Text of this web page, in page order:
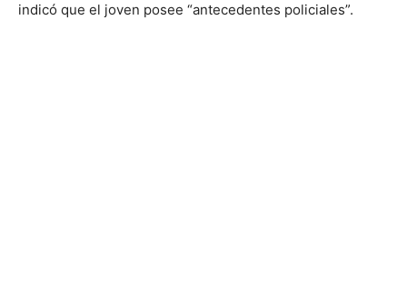
indicó que el joven posee “antecedentes policiales”.